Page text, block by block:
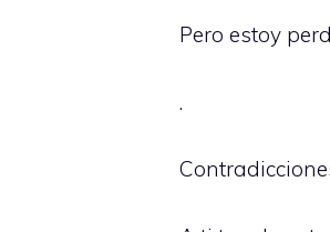
Pero estoy
.